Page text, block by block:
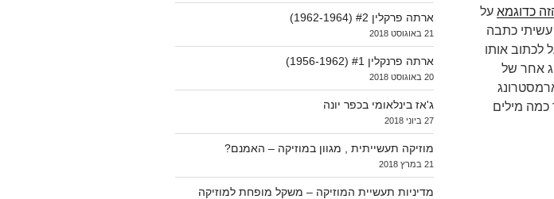
כדוגמא על
כתבה
לכתוב אותו
אחר של
כמה מילים
ארתה פרקלין #2 (1962-1964)
21 באוגוסט 2018
ארתה פרנקלין #1 (1956-1962)
20 באוגוסט 2018
ג'אז בינלאומי בכפר יונה
27 ביוני 2018
מוזיקה תעשייתית , מגוון במוזיקה – האמנם?
21 במרץ 2018
מדיניות תעשיית המוזיקה – משקל מופחת למוזיקה